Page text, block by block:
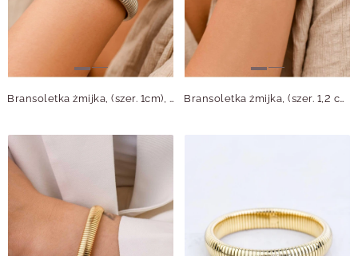
Bransoletka żmijka, (szer. 1cm), stal S109803S00 Bransoletka żmijka, (szer. 1,2 cm) stal S109804S00